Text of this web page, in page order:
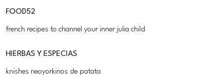
FOOD52
french recipes to channel your inner julia child
HIERBAS Y ESPECIAS
knishes neoyorkinos de patata